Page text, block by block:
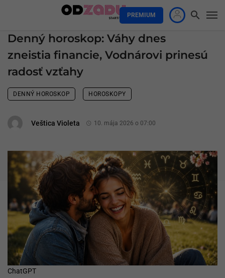
PREMIUM
Denný horoskop: Váhy dnes
zneistia financie, Vodnárovi prinesú
radosť vzťahy
DENNÝ HOROSKOP HOROSKOPY
Veštica Violeta 10. mája 2026 o 07:00
ChatGPT